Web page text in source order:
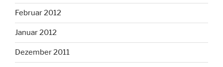
Februar 2012
Januar 2012
Dezember 2011